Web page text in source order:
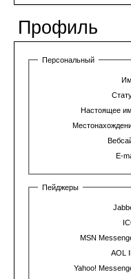
Профиль
Персональный
Настоящее
E-
Пейджеры
MSN
AOL
Yahoo!